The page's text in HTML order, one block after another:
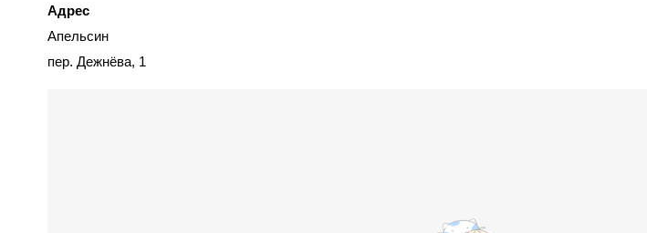
Адрес
Апельсин
пер. Дежнёва, 1